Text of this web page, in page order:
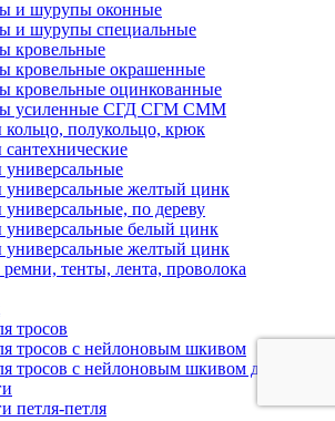
и шурупы оконные
и шурупы специальные
кровельные
кровельные окрашенные
кровельные оцинкованные
усиленные СГД СГМ СММ
полукольцо, крюк
желтый цинк
по дереву
белый цинк
желтый цинк
тенты, лента, проволока
тросов
тросов с нейлоновым шкивом
тросов с нейлоновым шкивом двойные
петля-петля